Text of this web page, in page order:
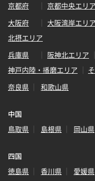
京都府
京都中央エリア
大阪府
大阪湾岸エリア
北摂エリア
兵庫県
阪神北エリア
神戸内陸・播磨エリア
奈良県
和歌山県
中国
鳥取県
島根県 岡山県
四国
徳島県
香川県 愛媛県